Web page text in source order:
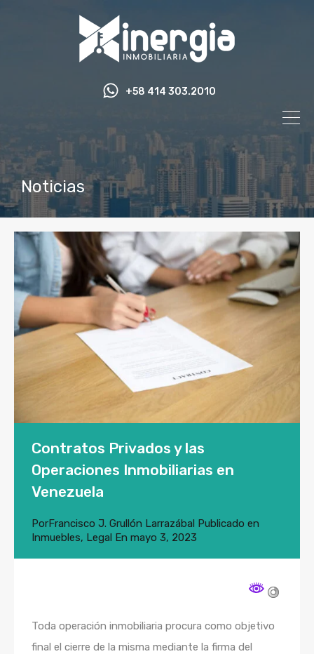
+58 414 303.2010
Noticias
Contratos Privados y las
Operaciones Inmobiliarias en
Venezuela
PorFrancisco J. Grullón Larrazábal Publicado en
Inmuebles, Legal En mayo 3, 2023
Toda operación inmobiliaria procura como objetivo
final el cierre de la misma mediante la firma del